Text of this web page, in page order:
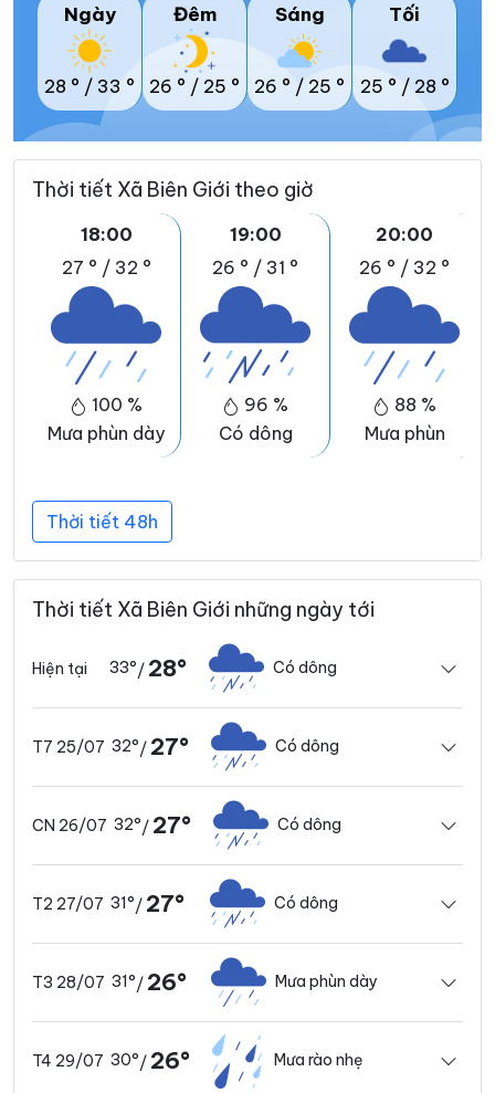
Ngày
28 ° / 33 °
Đêm
26 ° / 25 °
Sáng
26 ° / 25 °
Tối
25 ° / 28 °
Thời tiết Xã Biên Giới theo giờ
18:00
27 ° / 32 °
100 %
Mưa phùn dày
19:00
26 ° / 31 °
96 %
Có dông
20:00
26 ° / 32 °
88 %
Mưa phùn
Thời tiết 48h
Thời tiết Xã Biên Giới những ngày tới
Hiện tại 33°/ 28° Có dông
T7 25/07 32°/ 27° Có dông
CN 26/07 32°/ 27° Có dông
T2 27/07 31°/ 27° Có dông
T3 28/07 31°/ 26° Mưa phùn dày
T4 29/07 30°/ 26° Mưa rào nhẹ